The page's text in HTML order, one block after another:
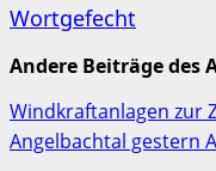
Wortgefecht
Andere Beiträge des
Windkraftanlagen zur
Angelbachtal gestern